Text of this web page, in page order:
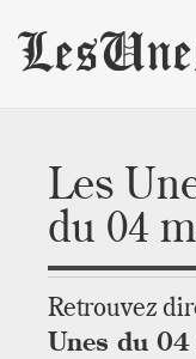
Les
du 04
Retrouvez
Unes du